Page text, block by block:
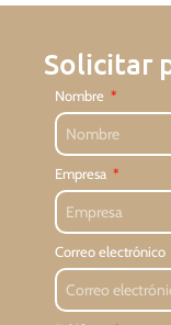
Solicitar
Nombre
Empresa
Correo electrónico